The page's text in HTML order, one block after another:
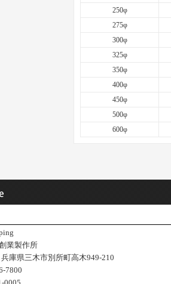
250φ
275φ
300φ
325φ
350φ
400φ
450φ
500φ
600φ
業製作所
庫県三木市別所町高木949-210
7800